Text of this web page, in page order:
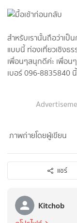
สำหรับเรานั้นถือว่าเป็
แบบนี้ ท่องเที่ยวเชิงธ
เพื่อนๆสนุกดีค่ะ เพื่อ
เบอร์ 096-8835840 นี้
ภาพถ่ายโดยผู้เขียน
แชร์
Kitchob